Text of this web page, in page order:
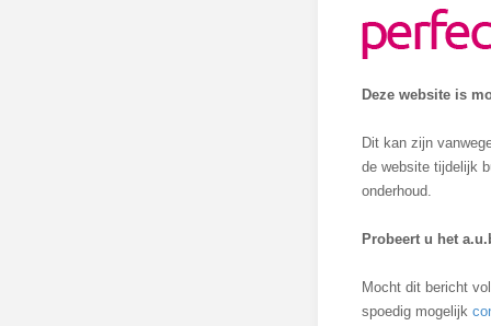
Deze website is
Dit kan zijn
de website tijdelijk
onderhoud.
Probeert u het
Mocht dit bericht
spoedig mogelijk